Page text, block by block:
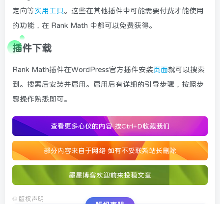
定向等实用工具。这些在其他插件中可能需要付费才能使用
的功能，在 Rank Math 中都可以免费获得。
插件下载
Rank Math插件在WordPress官方插件安装页面就可以搜索
到。搜索后安装并启用。启用后有详细的引导步骤，按照步
骤操作熟悉即可。
查看更多心仪的内容按Ctrl+D收藏我们
部分内容来自于网络 如有不妥联系站长删除
墨星博客欢迎前来投稿文章
© 版权声明